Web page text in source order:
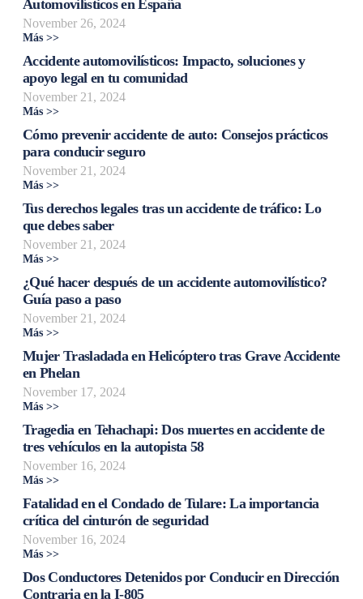
Automovilísticos en España
November 26, 2024
Más >>
Accidente automovilísticos: Impacto, soluciones y
apoyo legal en tu comunidad
November 21, 2024
Más >>
Cómo prevenir accidente de auto: Consejos prácticos
para conducir seguro
November 21, 2024
Más >>
Tus derechos legales tras un accidente de tráfico: Lo
que debes saber
November 21, 2024
Más >>
¿Qué hacer después de un accidente automovilístico?
Guía paso a paso
November 21, 2024
Más >>
Mujer Trasladada en Helicóptero tras Grave Accidente
en Phelan
November 17, 2024
Más >>
Tragedia en Tehachapi: Dos muertes en accidente de
tres vehículos en la autopista 58
November 16, 2024
Más >>
Fatalidad en el Condado de Tulare: La importancia
crítica del cinturón de seguridad
November 16, 2024
Más >>
Dos Conductores Detenidos por Conducir en Dirección
Contraria en la I-805